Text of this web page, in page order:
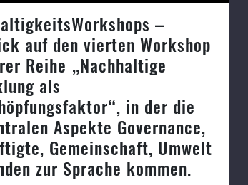
–
auf den vierten Workshop
Reihe „Nachhaltige
als
in der die
Aspekte Governance,
Gemeinschaft, Umwelt
zur Sprache kommen.